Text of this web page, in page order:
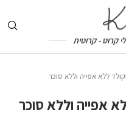
קרוט - קרוטית
ללא אפייה וללא סוכר
אפייה וללא סוכר